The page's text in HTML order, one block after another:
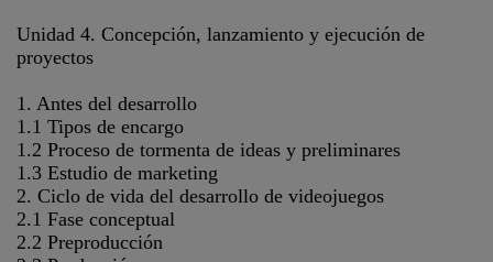
Unidad 4. Concepción, lanzamiento y ejecución de
proyectos
1. Antes del desarrollo
1.1 Tipos de encargo
1.2 Proceso de tormenta de ideas y preliminares
1.3 Estudio de marketing
2. Ciclo de vida del desarrollo de videojuegos
2.1 Fase conceptual
2.2 Preproducción